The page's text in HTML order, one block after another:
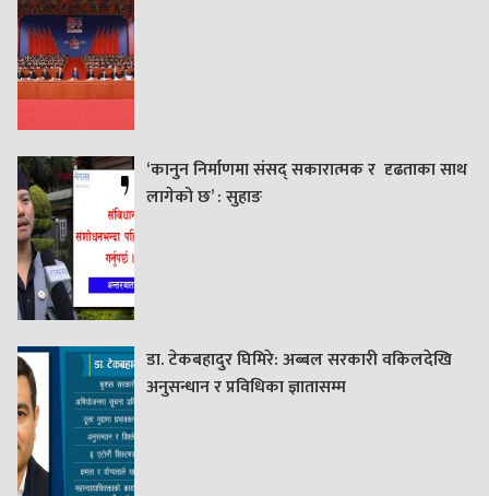
‘कानुन निर्माणमा संसद् सकारात्मक र दृढताका साथ
लागेको छ’ : सुहाङ
डा. टेकबहादुर घिमिरे: अब्बल सरकारी वकिलदेखि
अनुसन्धान र प्रविधिका ज्ञातासम्म